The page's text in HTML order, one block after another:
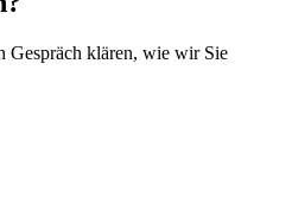
Gespräch klären, wie wir Sie